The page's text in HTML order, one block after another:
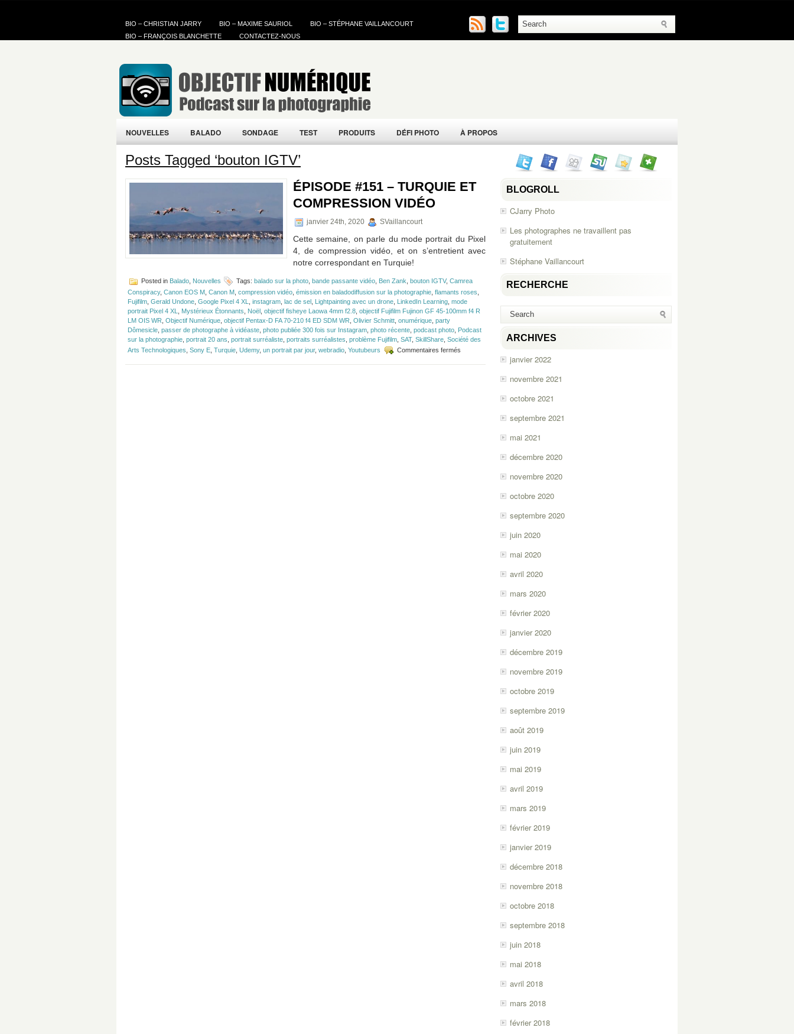
BIO – CHRISTIAN JARRY BIO – MAXIME SAURIOL
BIO – STÉPHANE VAILLANCOURT
BIO – FRANÇOIS BLANCHETTE
CONTACTEZ-NOUS
NOUVELLES BALADO SONDAGE TEST PRODUITS DÉFI PHOTO À PROPOS
Posts Tagged ‘bouton IGTV’
ÉPISODE #151 – TURQUIE ET
COMPRESSION VIDÉO
janvier 24th, 2020 SVaillancourt
Cette semaine, on parle du mode portrait du Pixel
4, de compression vidéo, et on s’entretient avec
notre correspondant en Turquie!
Posted in Balado Nouvelles Tags: balado sur la photo bande passante vidéo Ben Zank bouton IGTV, Camrea
Conspiracy, Canon EOS M Canon M compression vidéo émission en baladodiffusion sur la photographie flamants roses
Fujifilm Gerald Undone Google Pixel 4 XL instagram lac de sel Lightpainting avec un drone LinkedIn Learning mode
portrait Pixel 4 XL
Mystérieux Étonnants Noël objectif fisheye Laowa 4mm f2.8 objectif Fujifilm Fujinon GF 45-100mm f4 R
LM OIS WR Objectif Numérique objectif Pentax-D FA 70-210 f4 ED SDM WR Olivier Schmitt onumérique party
Dômesicle passer de photographe à vidéaste photo publiée 300 fois sur Instagram photo récente podcast photo Podcast
sur la photographie portrait 20 ans portrait surréaliste portraits surréalistes problème Fujifilm SAT, SkillShare Société des
Arts Technologiques Sony E Turquie Udemy, un portrait par jour, webradio Youtubeurs Commentaires fermés
#151
BLOGROLL
CJarry Photo
Les photographes ne travaillent pas
gratuitement
Stéphane Vaillancourt
RECHERCHE
ARCHIVES
janvier 2022
novembre 2021
octobre 2021
septembre 2021
mai 2021
décembre 2020
novembre 2020
octobre 2020
septembre 2020
juin 2020
mai 2020
avril 2020
mars 2020
février 2020
janvier 2020
décembre 2019
novembre 2019
octobre 2019
septembre 2019
août 2019
juin 2019
mai 2019
avril 2019
mars 2019
février 2019
janvier 2019
décembre 2018
novembre 2018
octobre 2018
septembre 2018
juin 2018
mai 2018
avril 2018
mars 2018
février 2018